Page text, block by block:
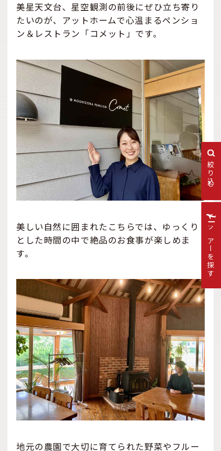
絞り込む
美星天文台、星空観測の前後にぜひ立ち寄り
たいのが、アットホームで心温まるペンショ
ン＆レストラン「コメット」です。
美しい自然に囲まれたこちらでは、ゆっくり
とした時間の中で絶品のお食事が楽しめま
す。
地元の農園で大切に育てられた野菜やフルー
ツアーを探す